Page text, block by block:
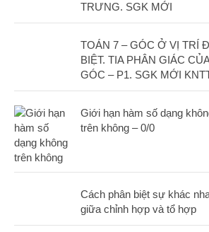
Đề thi thử thpt quốc gia 2016
Đề thi thử thpt quốc gia 2018
Bài tập trắc nghiệm
TRƯNG. SGK MỚI
TOÁN 7 – GÓC Ở VỊ TRÍ
BIỆT. TIA PHÂN GIÁC CỦA
GÓC – P1. SGK MỚI
Giới hạn hàm số dạng
trên không – 0/0
Cách phân biệt sự khác
giữa chỉnh hợp và tổ hợp